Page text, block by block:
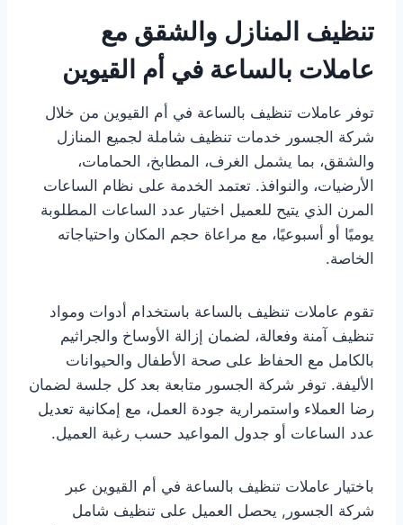
تنظيف المنازل والشقق مع
عاملات بالساعة في أم القيوين
توفر عاملات تنظيف بالساعة في أم القيوين من خلال
شركة الجسور خدمات تنظيف شاملة لجميع المنازل
والشقق، بما يشمل الغرف، المطابخ، الحمامات،
الأرضيات، والنوافذ. تعتمد الخدمة على نظام الساعات
المرن الذي يتيح للعميل اختيار عدد الساعات المطلوبة
يوميًا أو أسبوعيًا، مع مراعاة حجم المكان واحتياجاته
الخاصة.
تقوم عاملات تنظيف بالساعة باستخدام أدوات ومواد
تنظيف آمنة وفعالة، لضمان إزالة الأوساخ والجراثيم
بالكامل مع الحفاظ على صحة الأطفال والحيوانات
الأليفة. توفر شركة الجسور متابعة بعد كل جلسة لضمان
رضا العملاء واستمرارية جودة العمل، مع إمكانية تعديل
عدد الساعات أو جدول المواعيد حسب رغبة العميل.
باختيار عاملات تنظيف بالساعة في أم القيوين عبر
شركة الجسور, يحصل العميل على تنظيف شامل